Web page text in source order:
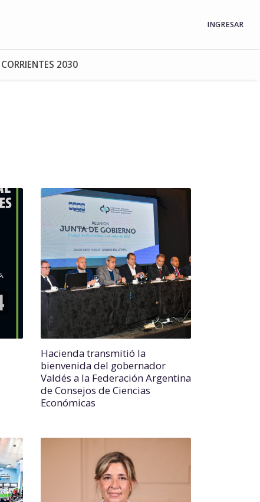
INGRESAR
CORRIENTES 2030
Hacienda transmitió la
bienvenida del gobernador
Valdés a la Federación Argentina
de Consejos de Ciencias
Económicas